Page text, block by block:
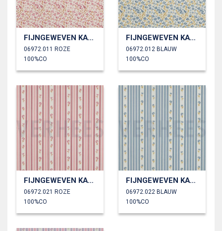
FIJNGEWEVEN KATOENEN POPLIN BLOEMEN
06972.011 ROZE
100%CO
FIJNGEWEVEN KATOENEN POPLIN BLOEMEN
06972.012 BLAUW
100%CO
FIJNGEWEVEN KATOENEN POPLIN BLOEMEN
06972.021 ROZE
100%CO
FIJNGEWEVEN KATOENEN POPLIN BLOEMEN
06972.022 BLAUW
100%CO